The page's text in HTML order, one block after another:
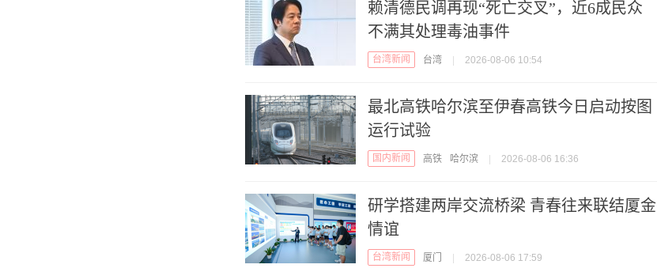
赖清德民调再现“死亡交叉”，近6成民众
不满其处理毒油事件
台湾新闻 台湾 2026-08-06 10:54
最北高铁哈尔滨至伊春高铁今日启动按图
运行试验
国内新闻 高铁 哈尔滨 2026-08-06 16:36
研学搭建两岸交流桥梁 青春往来联结厦金
情谊
台湾新闻 厦门 2026-08-06 17:59